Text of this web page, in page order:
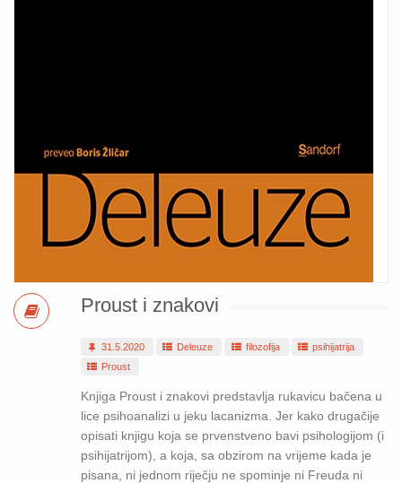
Proust i znakovi
31.5.2020 Deleuze filozofija
psihijatrija
Proust
Knjiga Proust i znakovi predstavlja rukavicu bačena u
lice psihoanalizi u jeku lacanizma. Jer kako drugačije
opisati knjigu koja se prvenstveno bavi psihologijom (i
psihijatrijom), a koja, sa obzirom na vrijeme kada je
pisana, ni jednom riječju ne spominje ni Freuda ni